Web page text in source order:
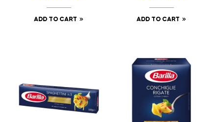
ADD TO CART ADD TO CART